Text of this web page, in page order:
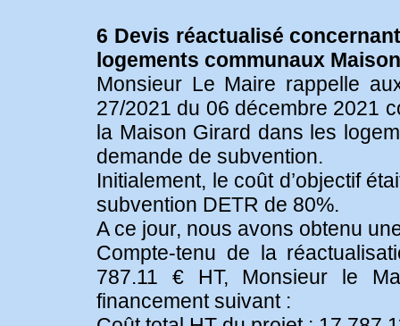
6 Devis réactualisé
logements communaux
Monsieur Le Maire rappelle
27/2021 du 06 décembre 2021
la Maison Girard dans les
demande de subvention.
Initialement, le coût d’objectif
subvention DETR de 80%.
A ce jour, nous avons obtenu
Compte-tenu de la
787.11 € HT, Monsieur le
financement suivant :